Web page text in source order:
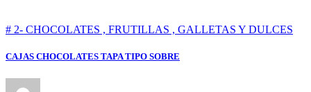
# 2- CHOCOLATES , FRUTILLAS , GALLETAS Y DULCES
CAJAS CHOCOLATES TAPA TIPO SOBRE